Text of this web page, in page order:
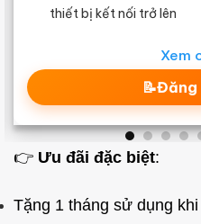
👉 Ưu đãi đặc biệt:
Tặng 1 tháng sử dụng